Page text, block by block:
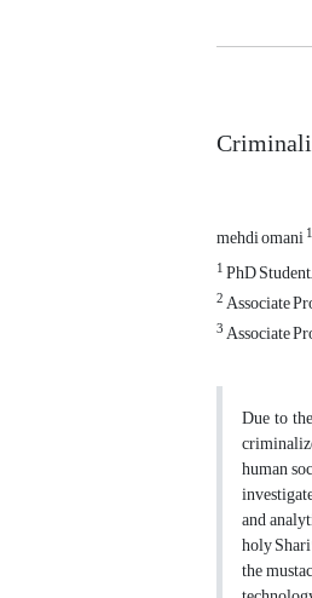
mehdi omani1
1PhD
2Associate
3Associate
Due to
human
and
holy
the